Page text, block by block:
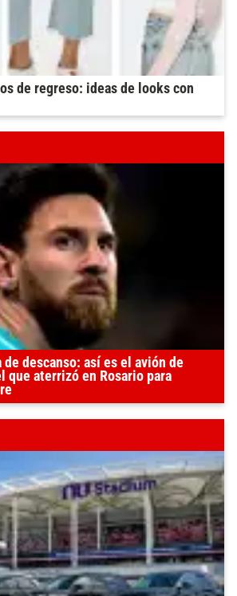
de regreso: ideas de looks con
de descanso: así es el avión de
que aterrizó en Rosario para